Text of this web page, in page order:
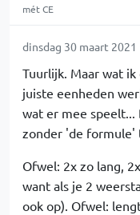
mét CE
dinsdag 30 maart 2021
Tuurlijk. Maar wat
juiste eenheden
wat er mee speelt...
zonder 'de formule'
Ofwel: 2x zo lang,
want als je 2
ook op). Ofwel: